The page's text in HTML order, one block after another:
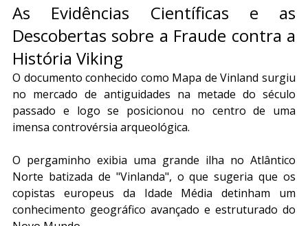
As Evidências Científicas e as
Descobertas sobre a Fraude contra a
História Viking
O documento conhecido como Mapa de Vinland surgiu
no mercado de antiguidades na metade do século
passado e logo se posicionou no centro de uma
imensa controvérsia arqueológica.
O pergaminho exibia uma grande ilha no Atlântico
Norte batizada de "Vinlanda", o que sugeria que os
copistas europeus da Idade Média detinham um
conhecimento geográfico avançado e estruturado do